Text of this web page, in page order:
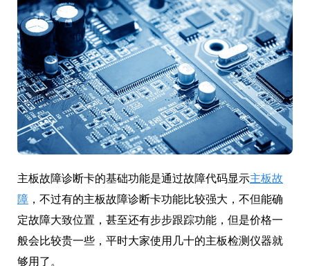
主板故障诊断卡的基础功能是通过故障代码显示主板故
障 ，不过有的主板故障诊断卡功能比较强大，不但能确
定故障大致位置，甚至还有步步跟踪功能，但是价格一
般会比较贵一些，平时大家使用几十的主板检测仪器就
够用了。